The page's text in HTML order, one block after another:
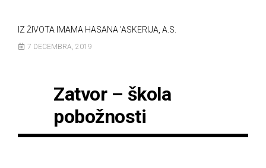
IZ ŽIVOTA IMAMA HASANA 'ASKERIJA, A.S.
7 DECEMBRA, 2019
Zatvor – škola
pobožnosti